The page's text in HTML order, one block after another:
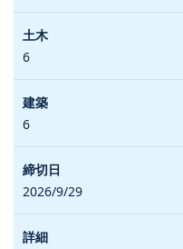
6
6
2026/9/29